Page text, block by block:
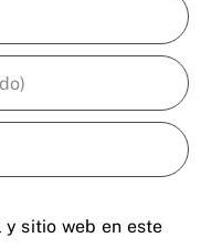
y sitio web en este